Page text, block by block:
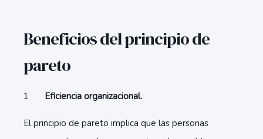
Beneficios del principio de
pareto
Eficiencia organizacional.
El principio de pareto implica que las personas